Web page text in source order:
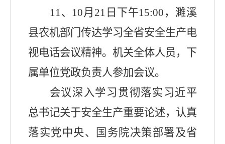
11、 10月 21 日下午15:00 ，濉溪
县农机部门传达学习全省安全生产电
视电话会议精神。机关全体人员，下
属单位党政负责人参加会议。
会议深入学习贯彻落实习近平
总书记关于安全生产重要论述，认真
落实党中央、国务院决策部署及省